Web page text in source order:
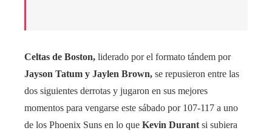
Celtas de Boston, liderado por el formato tándem por
Jayson Tatum y Jaylen Brown, se repusieron entre las
dos siguientes derrotas y jugaron en sus mejores
momentos para vengarse este sábado por 107-117 a uno
de los Phoenix Suns en lo que Kevin Durantsi subiera